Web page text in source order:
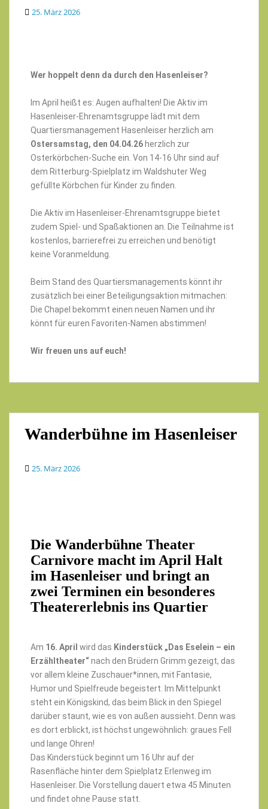
25. März 2026
Wer hoppelt denn da durch den Hasenleiser?
Im April heißt es: Augen aufhalten! Die Aktiv im
Hasenleiser-Ehrenamtsgruppe lädt mit dem
Quartiersmanagement Hasenleiser herzlich am
Ostersamstag, den 04.04.26 herzlich zur
Osterkörbchen-Suche ein. Von 14-16 Uhr sind auf
dem Ritterburg-Spielplatz im Waldshuter Weg
gefüllte Körbchen für Kinder zu finden.
Die Aktiv im Hasenleiser-Ehrenamtsgruppe bietet
zudem Spiel- und Spaßaktionen an. Die Teilnahme ist
kostenlos, barrierefrei zu erreichen und benötigt
keine Voranmeldung.
Beim Stand des Quartiersmanagements könnt ihr
zusätzlich bei einer Beteiligungsaktion mitmachen:
Die Chapel bekommt einen neuen Namen und ihr
könnt für euren Favoriten-Namen abstimmen!
Wir freuen uns auf euch!
Wanderbühne im Hasenleiser
25. März 2026
Die Wanderbühne Theater
Carnivore macht im April Halt
im Hasenleiser und bringt an
zwei Terminen ein besonderes
Theatererlebnis ins Quartier
Am 16. April wird das Kinderstück „Das Eselein – ein
Erzähltheater“nach den Brüdern Grimm gezeigt, das
vor allem kleine Zuschauer*innen, mit Fantasie,
Humor und Spielfreude begeistert. Im Mittelpunkt
steht ein Königskind, das beim Blick in den Spiegel
darüber staunt, wie es von außen aussieht. Denn was
es dort erblickt, ist höchst ungewöhnlich: graues Fell
und lange Ohren!
Das Kinderstück beginnt um 16 Uhr auf der
Rasenfläche hinter dem Spielplatz Erlenweg im
Hasenleiser. Die Vorstellung dauert etwa 45 Minuten
und findet ohne Pause statt.